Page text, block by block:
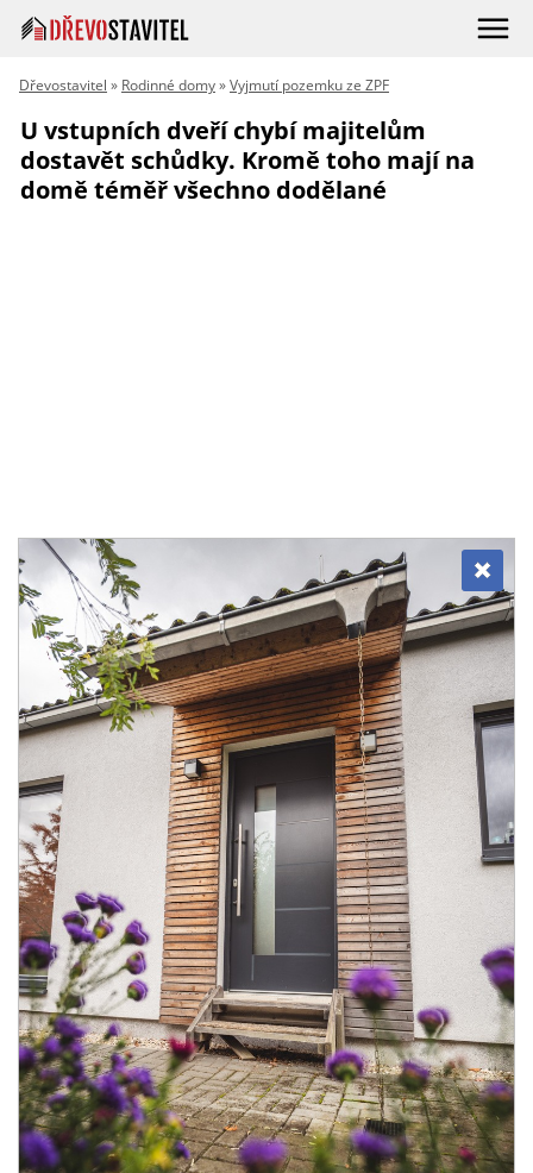
Dřevostavitel » Rodinné domy»Vyjmutí pozemku ze ZPF
U vstupních dveří chybí majitelům
dostavět schůdky. Kromě toho mají na
domě téměř všechno dodělané